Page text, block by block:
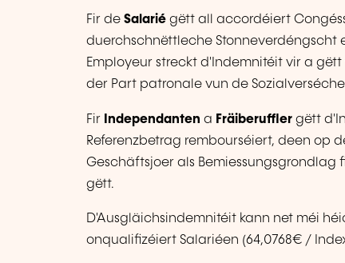
Fir de Salarié gëtt all accordéiert
duerchschnëttleche Stonneverdéngscht
Employeur streckt d'Indemnitéit vir a
der Part patronale vun de
Fir Independanten a Fräiberuffler gëtt
Referenzbetrag rembourséiert, deen op
Geschäftsjoer als
gëtt.
D'Ausgläichsindemnitéit kann net méi
onqualifizéiert Salariéen (64,0768€ /